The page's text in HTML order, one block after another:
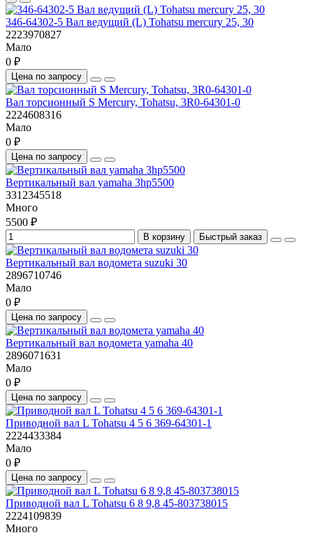
346-64302-5 Вал ведущий (L) Tohatsu mercury 25, 30
2223970827
Мало
0 ₽
Цена по запросу
Вал торсионный S Mercury, Tohatsu, 3R0-64301-0
2224608316
Мало
0 ₽
Цена по запросу
Вертикальный вал yamaha 3hp5500
3312345518
Много
5500 ₽
В корзину Быстрый заказ
Вертикальный вал водомета suzuki 30
2896710746
Мало
0 ₽
Цена по запросу
Вертикальный вал водомета yamaha 40
2896071631
Мало
0 ₽
Цена по запросу
Приводной вал L Tohatsu 4 5 6 369-64301-1
2224433384
Мало
0 ₽
Цена по запросу
Приводной вал L Tohatsu 6 8 9,8 45-803738015
2224109839
Много